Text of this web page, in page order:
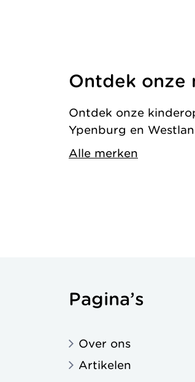
Ontdek onze
Ontdek onze
Ypenburg en
Alle merken
Pagina’s
Over ons
Artikelen